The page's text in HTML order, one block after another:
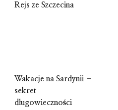
Rejs ze Szczecina
Wakacje na Sardynii –
sekret
długowieczności